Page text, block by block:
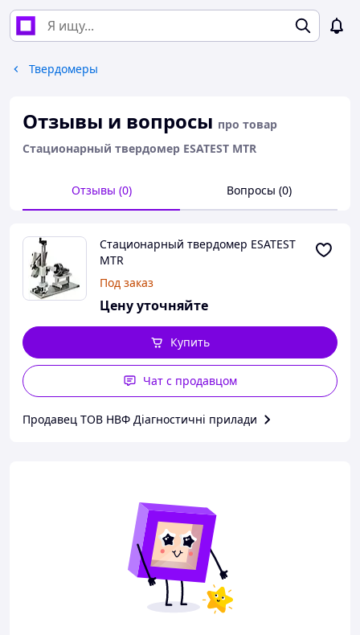
Твердомеры
Отзывы и вопросы про товар
Стационарный твердомер ESATEST MTR
Отзывы (0) Вопросы (0)
Стационарный твердомер ESATEST
MTR
Под заказ
Цену уточняйте
Купить
Чат с продавцом
Продавец ТОВ НВФ Діагностичні прилади